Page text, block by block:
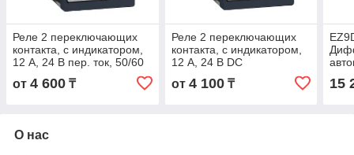
Реле 2 переключающих
контакта, с индикатором,
12 А, 24 В пер. ток, 50/60
от 4 600 ₸
Реле 2 переключающих
контакта, с индикатором,
12 А, 24 В DC
от 4 100₸ 15
О нас